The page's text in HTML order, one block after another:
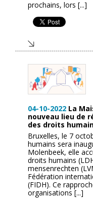
prochains, lors [...]
04-10-2022 La
nouveau lieu de
des droits
Bruxelles, le 7
humains sera
Molenbeek, elle
droits humains
mensenrechten
Fédération
(FIDH). Ce
organisations [...]